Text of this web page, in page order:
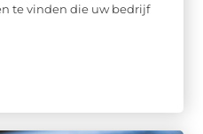
te vinden die uw bedrijf